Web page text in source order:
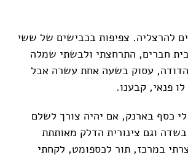
להרצליה. צפיפות בכבישים של ששי
חברים, התרחצתי ולבשתי שמלה
הדודה, עסוק בשעה אחת עשרה אבל
פנאי, קבענו.
כסף בארנק, אם יהיה צורך לשלם
בשדה וגם צינורית הדלק מאותתת
במרכז, תור לכספומט, לקחתי